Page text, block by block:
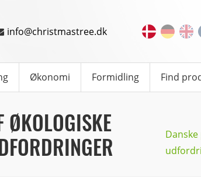
info@christmastree.dk
Økonomi Formidling Find
ØKOLOGISKE